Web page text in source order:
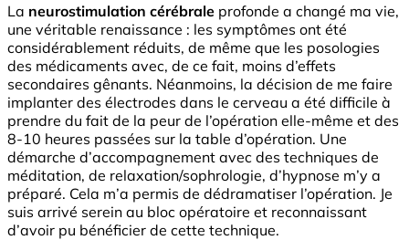
La neurostimulation cérébrale profonde a changé ma vie,
une véritable renaissance : les symptômes ont été
considérablement réduits, de même que les posologies
des médicaments avec, de ce fait, moins d’effets
secondaires gênants. Néanmoins, la décision de me faire
implanter des électrodes dans le cerveau a été difficile à
prendre du fait de la peur de l’opération elle-même et des
8-10 heures passées sur la table d’opération. Une
démarche d’accompagnement avec des techniques de
méditation, de relaxation/sophrologie, d’hypnose m’y a
préparé. Cela m’a permis de dédramatiser l’opération. Je
suis arrivé serein au bloc opératoire et reconnaissant
d’avoir pu bénéficier de cette technique.